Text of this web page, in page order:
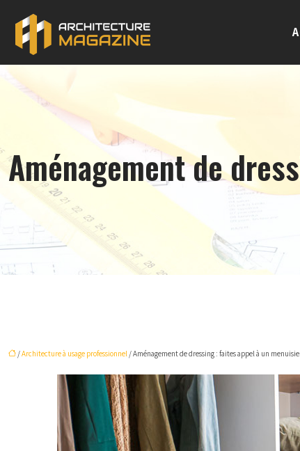
Aménagement de
/Architecture à usage professionnel / Aménagement de dressing : faites appel à un